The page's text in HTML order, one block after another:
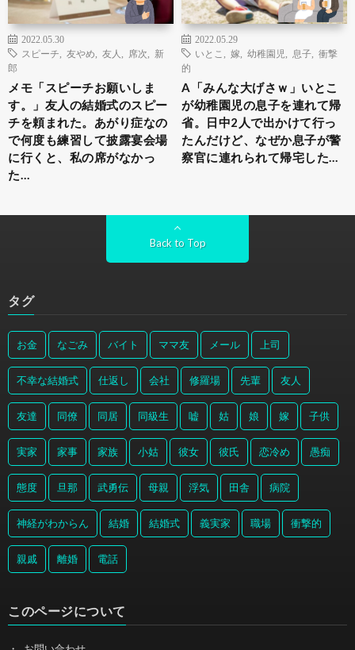
2022.05.30
スピーチ
友やめ 友人 席次
新
郎
メモ「スピーチお願いしま
す。」友人の結婚式のスピー
チを頼まれた。あがり症なの
で何度も練習して披露宴会場
に行くと、私の席がなかっ
た…
2022.05.29
いとこ
嫁 幼稚園児 息子
衝撃
的
A「みんな大げさｗ」いとこ
が幼稚園児の息子を連れて帰
省。日中2人で出かけて行っ
たんだけど、なぜか息子が警
察官に連れられて帰宅した…
Back to Top
タグ
お金 なごみ バイト ママ友 メール 上司
不幸な結婚式 仕返し 会社 修羅場 先輩 友人
友達 同僚 同居 同級生 嘘 姑 娘 嫁 子供
実家 家事 家族 小姑 彼女 彼氏 恋冷め 愚痴
態度 旦那 武勇伝 母親 浮気 田舎 病院
神経がわからん 結婚 結婚式 義実家 職場 衝撃的
親戚 離婚 電話
このページについて